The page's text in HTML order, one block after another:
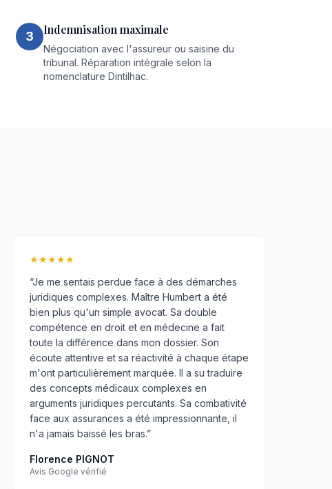
3 Indemnisation maximale
Négociation avec l'assureur ou saisine du
tribunal. Réparation intégrale selon la
nomenclature Dintilhac.
★★★★★
“Je me sentais perdue face à des démarches
juridiques complexes. Maître Humbert a été
bien plus qu'un simple avocat. Sa double
compétence en droit et en médecine a fait
toute la différence dans mon dossier. Son
écoute attentive et sa réactivité à chaque étape
m'ont particulièrement marquée. Il a su traduire
des concepts médicaux complexes en
arguments juridiques percutants. Sa combativité
face aux assurances a été impressionnante, il
n'a jamais baissé les bras.”
Florence PIGNOT
Avis Google vérifié